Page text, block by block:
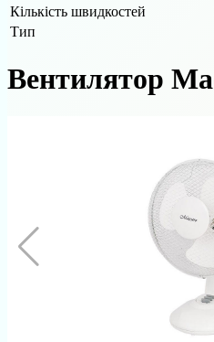
Кількість швидкостей
Тип
Вентилятор